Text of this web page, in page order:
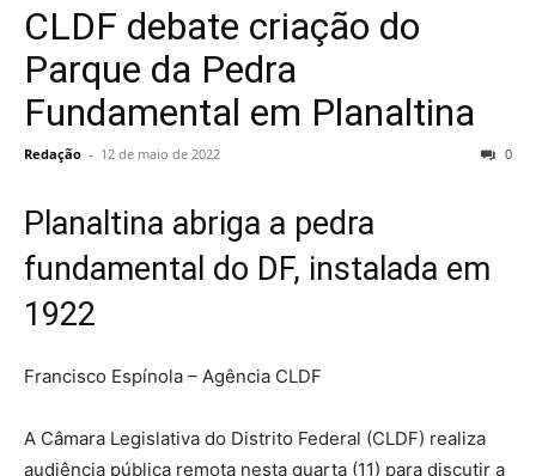
CLDF debate criação do
Parque da Pedra
Fundamental em Planaltina
Redação - 12 de maio de 2022 0
Planaltina abriga a pedra
fundamental do DF, instalada em
1922
Francisco Espínola – Agência CLDF
A Câmara Legislativa do Distrito Federal (CLDF) realiza
audiência pública remota nesta quarta (11) para discutir a